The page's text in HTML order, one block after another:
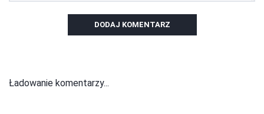
DODAJ KOMENTARZ
Ładowanie komentarzy...